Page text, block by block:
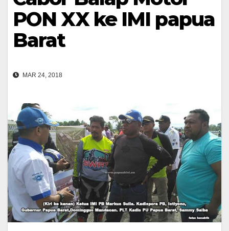
PON XX ke IMI papua
Barat
MAR 24, 2018